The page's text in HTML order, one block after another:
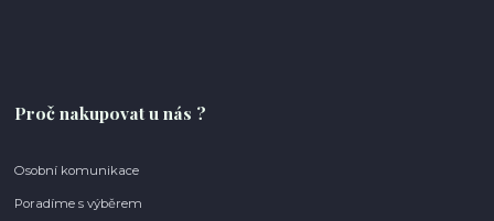
Proč nakupovat u nás ?
Osobní komunikace
Poradíme s výběrem